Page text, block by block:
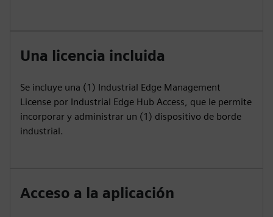
Una licencia incluida
Se incluye una (1) Industrial Edge Management
License por Industrial Edge Hub Access, que le permite
incorporar y administrar un (1) dispositivo de borde
industrial.
Acceso a la aplicación